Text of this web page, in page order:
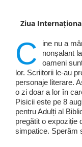
Ziua
C
ine nu a
nonșalant
oameni
lor. Scriitorii le-au
personaje literare.
o zi doar a lor în
Pisicii este pe 8
pentru Adulți al
pregătit o expoziție
simpatice. Sperăm